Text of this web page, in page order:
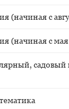
(начиная с
(начиная с
садовый